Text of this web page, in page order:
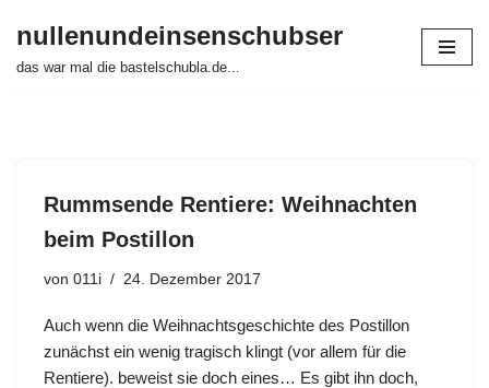
Zum
nullenundeinsenschubser
das war mal die bastelschubla.de...
Rummsende Rentiere: Weihnachten
beim Postillon
von 011i 24. Dezember 2017
Auch wenn die Weihnachtsgeschichte des Postillon
zunächst ein wenig tragisch klingt (vor allem für die
Rentiere). beweist sie doch eines… Es gibt ihn doch,